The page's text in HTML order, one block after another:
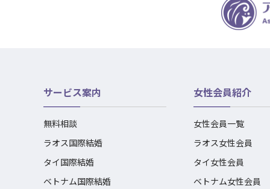
サービス案内
無料相談
ラオス国際結婚
タイ国際結婚
ベトナム国際結婚
女性会員紹介
女性会員一覧
ラオス女性会員
タイ女性会員
ベトナム女性会員